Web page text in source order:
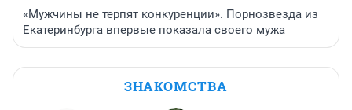
«Мужчины не терпят конкуренции». Порнозвезда из
Екатеринбурга впервые показала своего мужа
ЗНАКОМСТВА